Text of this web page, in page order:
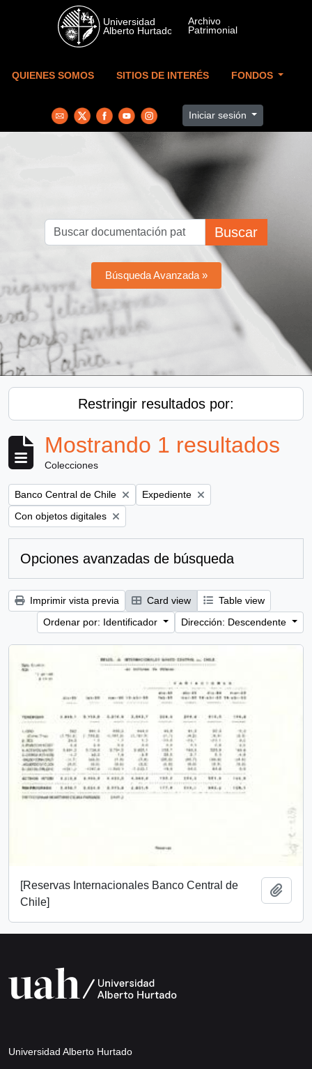
Skip to main content
QUIENES SOMOS SITIOS DE INTERÉS FONDOS
Iniciar sesión
Buscar
Búsqueda Avanzada »
Restringir resultados por:
Mostrando 1 resultados
Colecciones
Remove filter:
Banco Central de Chile Remove filter:
Expediente
Remove filter:
Con objetos digitales
Opciones avanzadas de búsqueda
Imprimir vista previa Card view
Table view
Ordenar por: Identificador
Dirección: Descendente
[Reservas Internacionales Banco Central de
Chile]
Universidad Alberto Hurtado